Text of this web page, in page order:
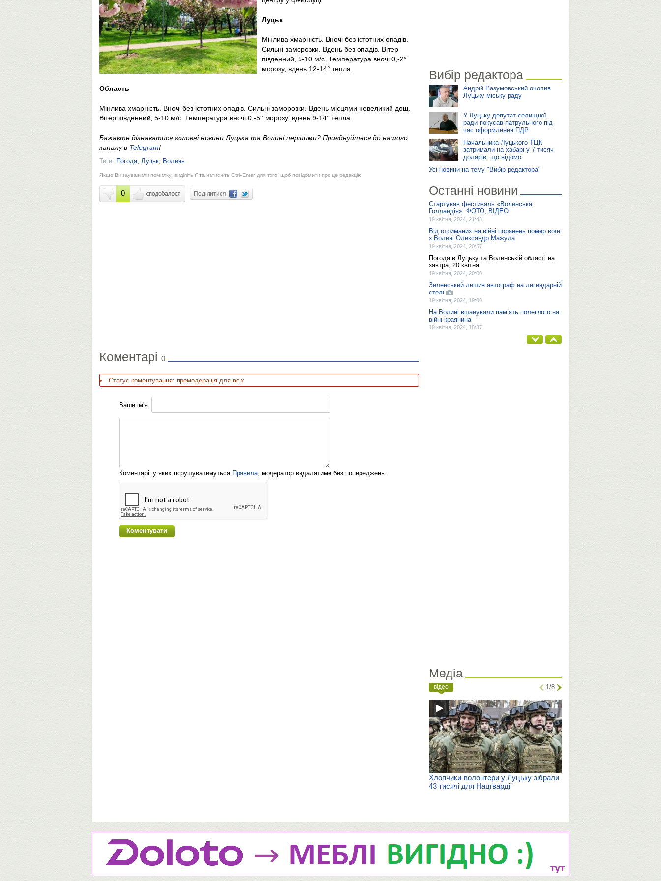
Луцьк
Мінлива хмарність. Вночі без істотних опадів.
Сильні заморозки. Вдень без опадів. Вітер
південний, 5-10 м/с. Температура вночі 0,-2°
морозу, вдень 12-14° тепла.
Область
Мінлива хмарність. Вночі без істотних опадів. Сильні заморозки. Вдень місцями невеликий дощ.
Вітер південний, 5-10 м/с. Температура вночі 0,-5° морозу, вдень 9-14° тепла.
Бажаєте дізнаватися головні новини Луцька та Волині першими? Приєднуйтеся до нашого
каналу в Telegram!
Теги: Погода, Луцьк, Волинь
Якщо Ви зауважили помилку, виділіть її та натисніть Ctrl+Enter для того, щоб повідомити про це редакцію
0 Поділитися
Коментарі 0
Статус коментування: премодерація для всіх
Ваше ім'я:
Коментарі, у яких порушуватимуться Правила, модератор видалятиме без попереджень.
Вибір редактора
Андрій Разумовський очолив
Луцьку міську раду
У Луцьку депутат селищної
ради покусав патрульного під
час оформлення ПДР
Начальника Луцького ТЦК
затримали на хабарі у 7 тисяч
доларів: що відомо
Усі новини на тему "Вибір редактора"
Останні новини
Стартував фестиваль «Волинська
Голландія». ФОТО, ВІДЕО
19 квітня, 2024, 21:43
Від отриманих на війні поранень помер воїн
з Волині Олександр Мажула
19 квітня, 2024, 20:57
Погода в Луцьку та Волинській області на
завтра, 20 квітня
19 квітня, 2024, 20:00
Зеленський лишив автограф на легендарній
стелі
19 квітня, 2024, 19:00
На Волині вшанували пам’ять полеглого на
війні краянина
19 квітня, 2024, 18:37
Медіа
відео 1/8
Хлопчики-волонтери у Луцьку зібрали
43 тисячі для Нацгвардії